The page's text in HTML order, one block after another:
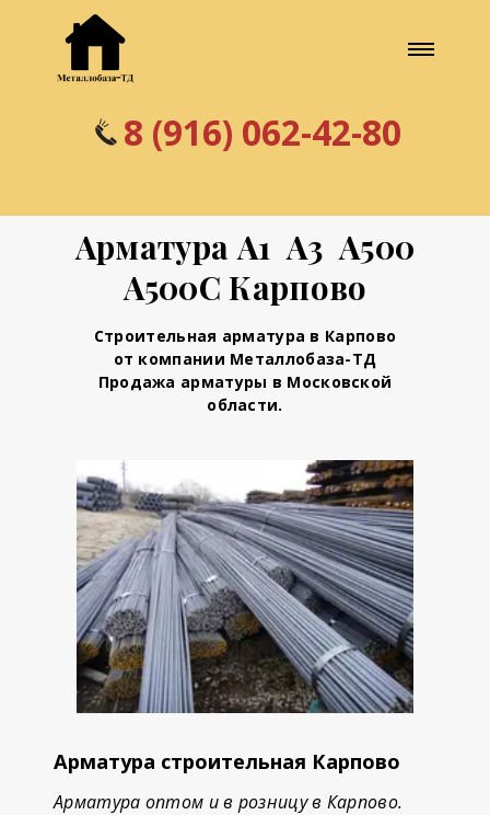
8 (916) 062-42-80
Арматура А1 А3 А500
А500С Карпово
Строительная арматура в Карпово
от компании Металлобаза-ТД
Продажа арматуры в Московской
области.
Арматура строительная Карпово
Арматура оптом и в розницу в Карпово.